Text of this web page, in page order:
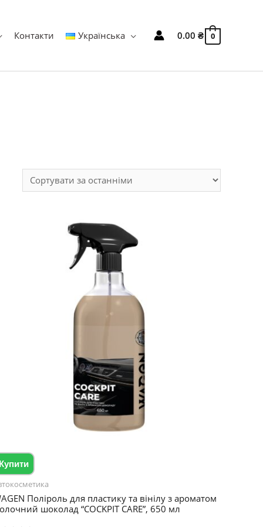
Контакти Українська 0.00 ₴ 0
Купити
Поліроль для пластику та вінілу з ароматом
шоколад “COCKPIT CARE”, 650 мл